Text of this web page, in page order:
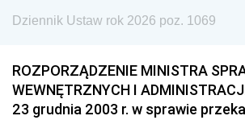
1945 1944
1935 1934
1932 1931
Dziennik Ustaw rok 2026 poz. 1069
ROZPORZĄDZENIE MINISTRA
WEWNĘTRZNYCH I
23 grudnia 2003 r. w sprawie